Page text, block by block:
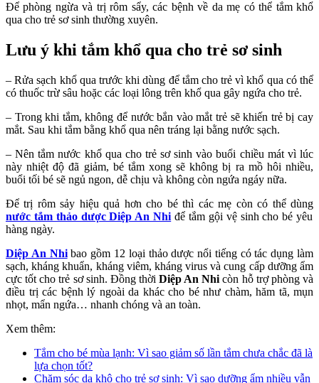
Để phòng ngừa và trị rôm sẩy, các bệnh về da mẹ có thể tắm khổ
qua cho trẻ sơ sinh thường xuyên.
Lưu ý khi tắm khổ qua cho trẻ sơ sinh
– Rửa sạch khổ qua trước khi dùng để tắm cho trẻ vì khổ qua có thể
có thuốc trừ sâu hoặc các loại lông trên khổ qua gây ngứa cho trẻ.
– Trong khi tắm, không để nước bắn vào mắt trẻ sẽ khiến trẻ bị cay
mắt. Sau khi tắm bằng khổ qua nên tráng lại bằng nước sạch.
– Nên tắm nước khổ qua cho trẻ sơ sinh vào buổi chiều mát vì lúc
này nhiệt độ đã giảm, bé tắm xong sẽ không bị ra mồ hôi nhiều,
buổi tối bé sẽ ngủ ngon, dễ chịu và không còn ngứa ngáy nữa.
Để trị rôm sảy hiệu quả hơn cho bé thì các mẹ còn có thể dùng
nước tắm thảo dược Diệp An Nhi để tắm gội vệ sinh cho bé yêu
hàng ngày.
Diệp An Nhibao gồm 12 loại thảo dược nổi tiếng có tác dụng làm
sạch, kháng khuẩn, kháng viêm, kháng virus và cung cấp dưỡng ẩm
cực tốt cho trẻ sơ sinh. Đồng thờiDiệp An Nhi còn hỗ trợ phòng và
điều trị các bệnh lý ngoài da khác cho bé như chàm, hăm tã, mụn
nhọt, mẩn ngứa… nhanh chóng và an toàn.
Xem thêm:
Tắm cho bé mùa lạnh: Vì sao giảm số lần tắm chưa chắc đã là
lựa chọn tốt?
Chăm sóc da khô cho trẻ sơ sinh: Vì sao dưỡng ẩm nhiều vẫn